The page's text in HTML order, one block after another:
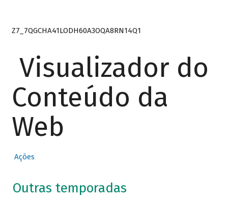
Z7_7QGCHA41LODH60A3OQA8RN14Q1
Visualizador do
Conteúdo da
Web
Ações
Outras temporadas